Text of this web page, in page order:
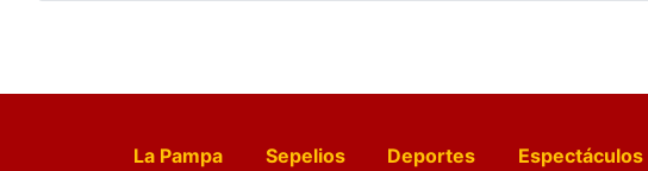
La Pampa Sepelios Deportes Espectáculos